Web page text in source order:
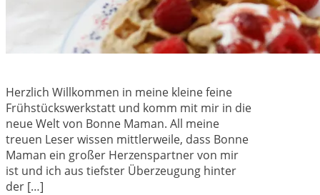
Herzlich Willkommen in meine kleine feine
Frühstückswerkstatt und komm mit mir in die
neue Welt von Bonne Maman. All meine
treuen Leser wissen mittlerweile, dass Bonne
Maman ein großer Herzenspartner von mir
ist und ich aus tiefster Überzeugung hinter
der […]